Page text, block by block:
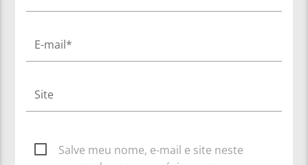
Salve meu nome, e-mail e site neste